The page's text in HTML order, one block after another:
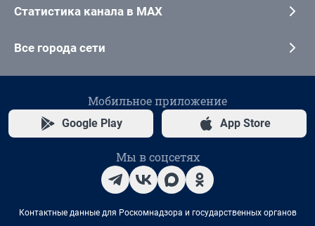
Статистика канала в MAX
Все города сети
Мобильное приложение
Google Play App Store
Мы в соцсетях
Контактные данные для Роскомнадзора и государственных органов